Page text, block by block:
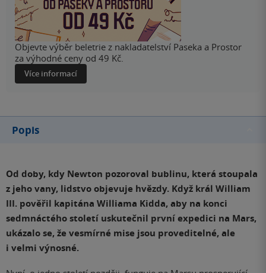
Objevte výběr beletrie z nakladatelství Paseka a Prostor
za výhodné ceny od 49 Kč.
Více informací
Popis
Od doby, kdy Newton pozoroval bublinu, která stoupala
z jeho vany, lidstvo objevuje hvězdy. Když král William
III. pověřil kapitána Williama Kidda, aby na konci
sedmnáctého století uskutečnil první expedici na Mars,
ukázalo se, že vesmírné mise jsou proveditelné, ale
i velmi výnosné.